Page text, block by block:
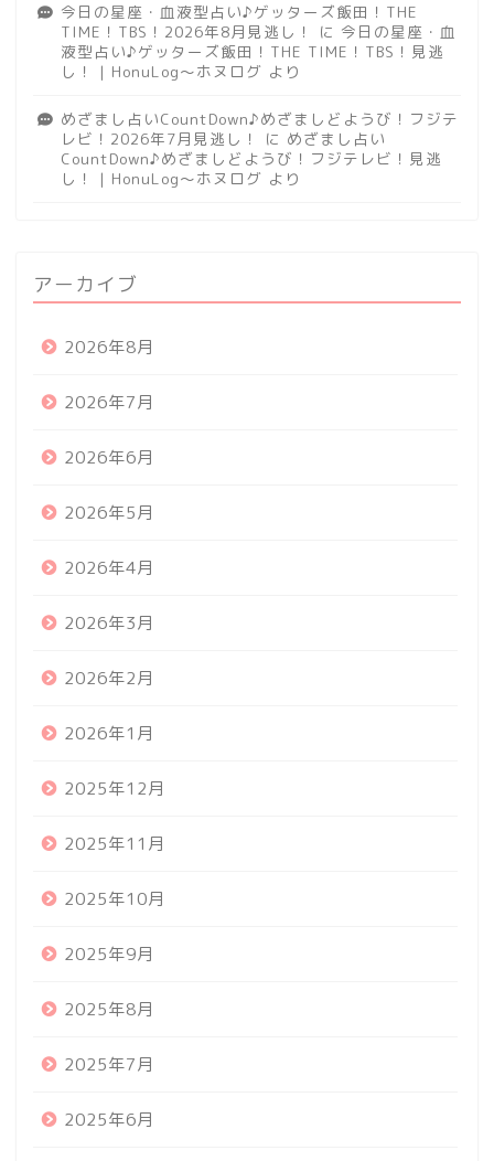
今日の星座・血液型占い♪ゲッターズ飯田！THE
TIME！TBS！2026年8月見逃し！
に 今日の星座・血
液型占い♪ゲッターズ飯田！THE TIME！TBS！見逃
し！ | HonuLog～ホヌログ より
めざまし占いCountDown♪めざましどようび！フジテ
レビ！2026年7月見逃し！
に めざまし占い
CountDown♪めざましどようび！フジテレビ！見逃
し！ | HonuLog～ホヌログ より
アーカイブ
2026年8月
2026年7月
2026年6月
2026年5月
2026年4月
2026年3月
2026年2月
2026年1月
2025年12月
2025年11月
2025年10月
2025年9月
2025年8月
2025年7月
2025年6月